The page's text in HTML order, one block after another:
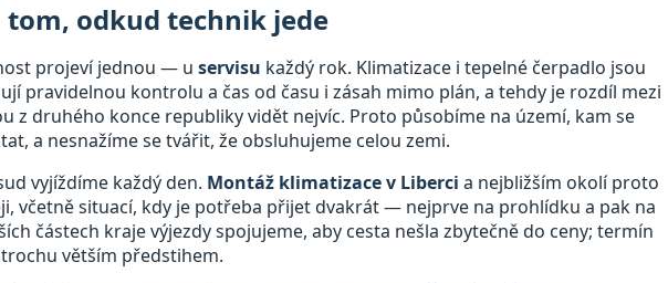
tom, odkud technik jede
projeví jednou — u servisu každý rok. Klimatizace i tepelné čerpadlo jsou
pravidelnou kontrolu a čas od času i zásah mimo plán, a tehdy je rozdíl mezi
z druhého konce republiky vidět nejvíc. Proto působíme na území, kam se
a nesnažíme se tvářit, že obsluhujeme celou zemi.
vyjíždíme každý den. Montáž klimatizace v Liberci a nejbližším okolí proto
včetně situací, kdy je potřeba přijet dvakrát — nejprve na prohlídku a pak na
částech kraje výjezdy spojujeme, aby cesta nešla zbytečně do ceny; termín
větším předstihem.